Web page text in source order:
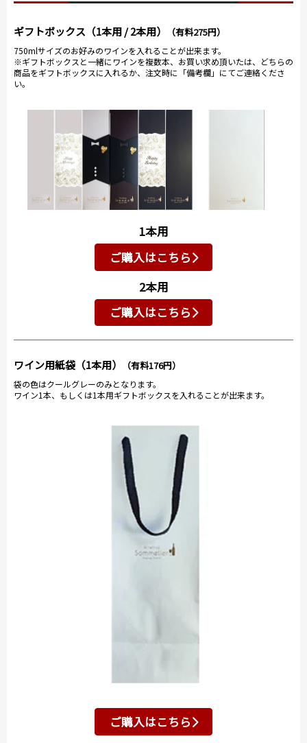
ギフトボックス（1本用 / 2本用） （有料275円）
750mlサイズのお好みのワインを入れることが出来ます。
※ギフトボックスと一緒にワインを複数本、お買い求め頂いたは、どちらの
商品をギフトボックスに入れるか、注文時に「備考欄」にてご連絡くださ
い。
1本用
ご購入はこちら
2本用
ご購入はこちら
ワイン用紙袋（1本用） （有料176円）
袋の色はクールグレーのみとなります。
ワイン1本、もしくは1本用ギフトボックスを入れることが出来ます。
ご購入はこちら